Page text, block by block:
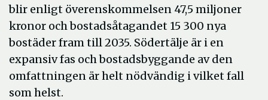
blir enligt överenskommelsen 47,5 miljoner
kronor och bostadsåtagandet 15 300 nya
bostäder fram till 2035. Södertälje är i en
expansiv fas och bostadsbyggande av den
omfattningen är helt nödvändig i vilket fall
som helst.